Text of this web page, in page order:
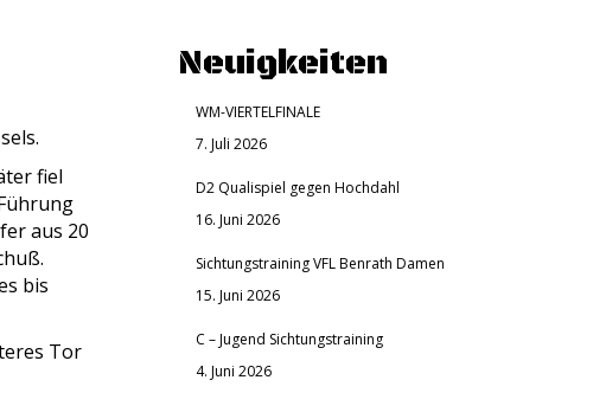
fiel
aus 20
bis
Tor
Neuigkeiten
WM-VIERTELFINALE
7. Juli 2026
D2 Qualispiel gegen Hochdahl
16. Juni 2026
Sichtungstraining VFL Benrath Damen
15. Juni 2026
C – Jugend Sichtungstraining
4. Juni 2026